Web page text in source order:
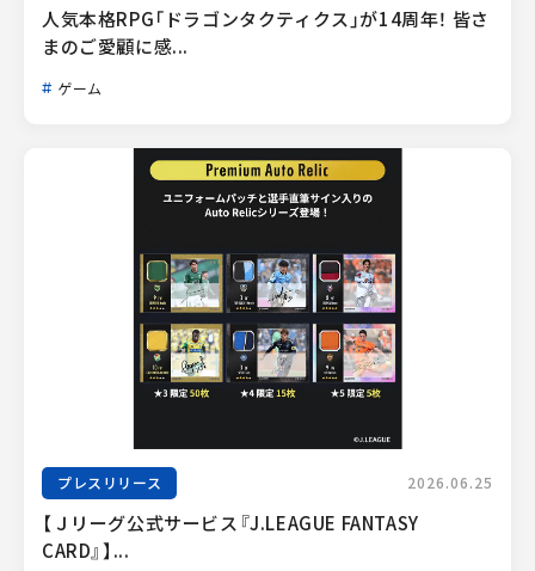
人気本格RPG「ドラゴンタクティクス」が14周年！ 皆さ
まのご愛顧に感...
ゲーム
プレスリリース 2026.06.25
【Ｊリーグ公式サービス『J.LEAGUE FANTASY
CARD』】...